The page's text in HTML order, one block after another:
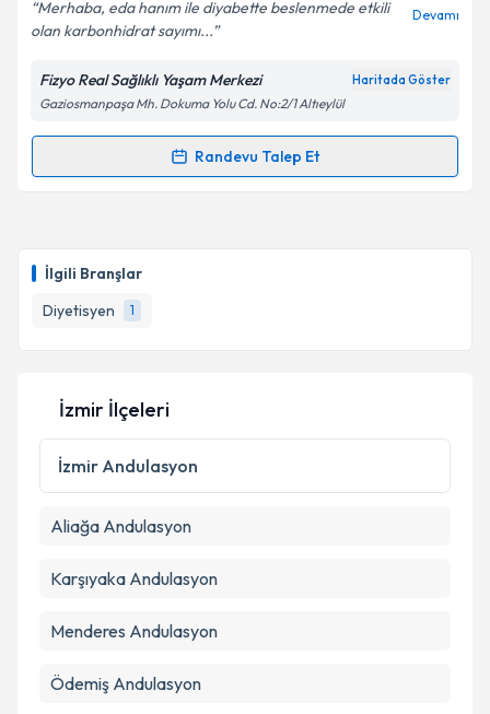
İlgili Branşlar
Diyetisyen
1
Kişisel verilerimin işlenmesine ilişkin
Aydınlatma
Metni'ni okudum ve kişisel verilerimin belirtilen
kapsamda işlenmesini kabul ediyorum.
Merhaba, eda hanım ile diyabette beslenmede etkili
olan karbonhidrat sayımı...
Devamı
Fizyo Real Sağlıklı Yaşam Merkezi Haritada Göster
Gaziosmanpaşa Mh. Dokuma Yolu Cd. No:2/1 Altıeylül
Randevu Talep Et
Randevu Takvimi Talebi
takvim hazırlandığında e-posta ile bilgilendireceğiz.
E-posta Adresiniz
Kişisel verilerimin işlenmesine ilişkinAydınlatma
Metni
'ni okudum ve kişisel verilerimin belirtilen
kapsamda işlenmesini kabul ediyorum.
İzmir İlçeleri
İzmir Andulasyon
Aliağa Andulasyon
Karşıyaka Andulasyon
Menderes Andulasyon
Ödemiş Andulasyon